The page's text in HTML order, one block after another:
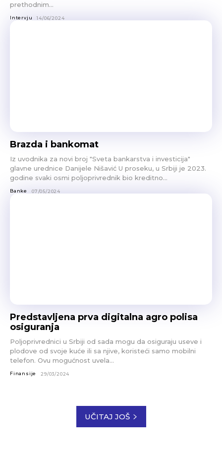
prethodnim...
Intervju 14/06/2024
Brazda i bankomat
Iz uvodnika za novi broj "Sveta bankarstva i investicija"
glavne urednice Danijele Nišavić U proseku, u Srbiji je 2023.
godine svaki osmi poljoprivrednik bio kreditno...
Banke 07/05/2024
Predstavljena prva digitalna agro polisa
osiguranja
Poljoprivrednici u Srbiji od sada mogu da osiguraju useve i
plodove od svoje kuće ili sa njive, koristeći samo mobilni
telefon. Ovu mogućnost uvela...
Finansije 29/03/2024
UČITAJ JOŠ